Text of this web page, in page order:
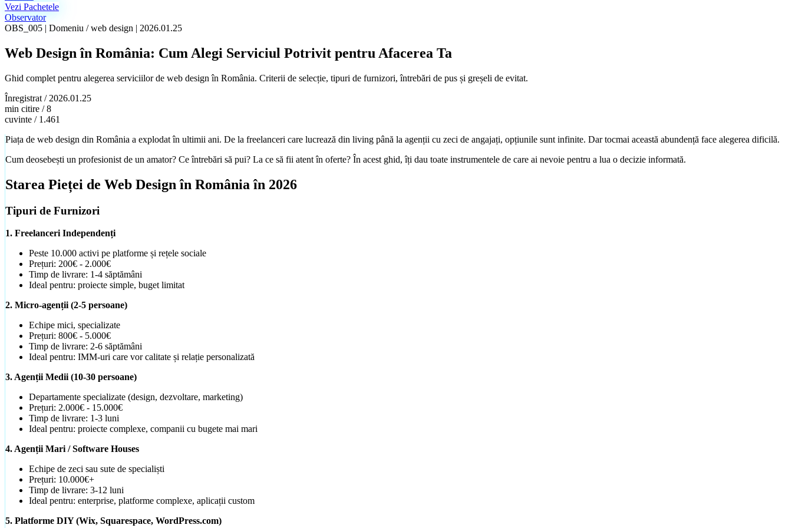
Vezi Pachetele
Observator
OBS_005 | Domeniu /web design | 2026.01.25
Web Design în România: Cum Alegi Serviciul Potrivit pentru Afacerea Ta
Ghid complet pentru alegerea serviciilor de web design în România. Criterii de selecție, tipuri de furnizori, întrebări de pus și greșeli de evitat.
Înregistrat / 2026.01.25
min citire / 8
cuvinte / 1.461
Piața de web design din România a explodat în ultimii ani. De la freelanceri care lucrează din living până la agenții cu zeci de angajați, opțiunile sunt infinite. Dar tocmai această abundență face alegerea dificilă.
Cum deosebești un profesionist de un amator? Ce întrebări să pui? La ce să fii atent în oferte? În acest ghid, îți dau toate instrumentele de care ai nevoie pentru a lua o decizie informată.
Starea Pieței de Web Design în România în 2026
Tipuri de Furnizori
1. Freelanceri Independenți
Peste 10.000 activi pe platforme și rețele sociale
Prețuri: 200€ - 2.000€
Timp de livrare: 1-4 săptămâni
Ideal pentru: proiecte simple, buget limitat
2. Micro-agenții (2-5 persoane)
Echipe mici, specializate
Prețuri: 800€ - 5.000€
Timp de livrare: 2-6 săptămâni
Ideal pentru: IMM-uri care vor calitate și relație personalizată
3. Agenții Medii (10-30 persoane)
Departamente specializate (design, dezvoltare, marketing)
Prețuri: 2.000€ - 15.000€
Timp de livrare: 1-3 luni
Ideal pentru: proiecte complexe, companii cu bugete mai mari
4. Agenții Mari / Software Houses
Echipe de zeci sau sute de specialiști
Prețuri: 10.000€+
Timp de livrare: 3-12 luni
Ideal pentru: enterprise, platforme complexe, aplicații custom
5. Platforme DIY (Wix, Squarespace, WordPress.com)